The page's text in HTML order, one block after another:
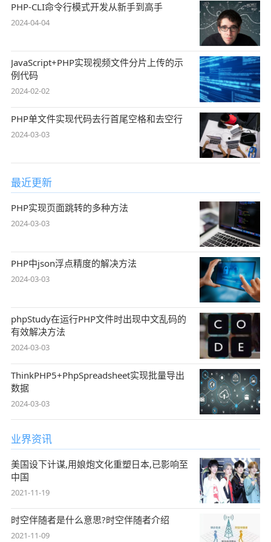
PHP-CLI命令行模式开发从新手到高手
2024-04-04
JavaScript+PHP实现视频文件分片上传的示
例代码
2024-02-02
PHP单文件实现代码去行首尾空格和去空行
2024-03-03
最近更新
PHP实现页面跳转的多种方法
2024-03-03
PHP中json浮点精度的解决方法
2024-03-03
phpStudy在运行PHP文件时出现中文乱码的
有效解决方法
2024-03-03
ThinkPHP5+PhpSpreadsheet实现批量导出
数据
2024-03-03
业界资讯
美国设下计谋,用娘炮文化重塑日本,已影响至
中国
2021-11-19
时空伴随者是什么意思?时空伴随者介绍
2021-11-09